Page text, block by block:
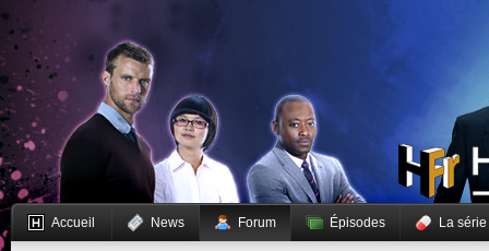
Accueil News Forum Épisodes La série